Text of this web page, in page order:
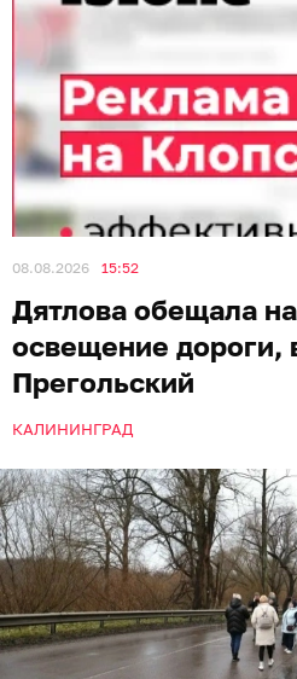
08.08.2026 15:52
Дятлова обещала
освещение дороги,
Прегольский
КАЛИНИНГРАД